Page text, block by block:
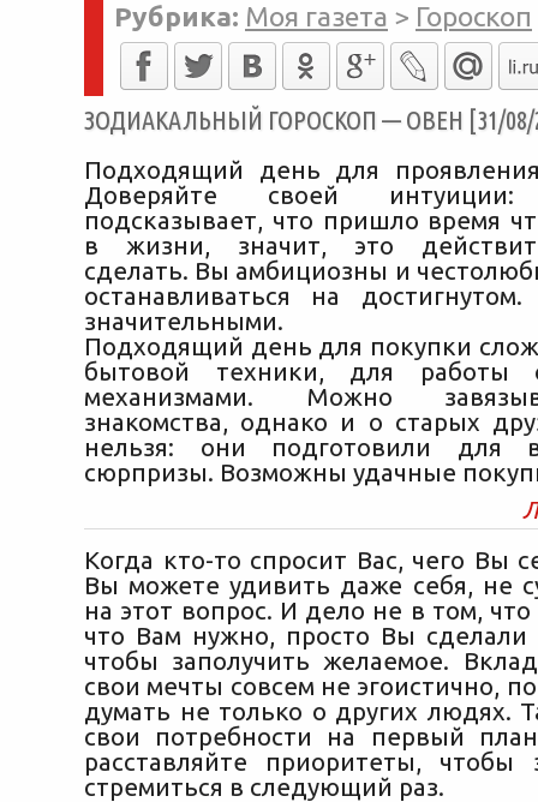
Рубрика: Моя газета > Гороскоп
ЗОДИАКАЛЬНЫЙ ГОРОСКОП — ОВЕН [31/08/
Подходящий день для
Доверяйте своей
подсказывает, что пришло время
в жизни, значит, это
сделать. Вы амбициозны и
останавливаться на
значительными.
Подходящий день для покупки
бытовой техники, для работы
механизмами. Можно
знакомства, однако и о старых
нельзя: они подготовили для
сюрпризы. Возможны удачные
Когда кто-то спросит Вас, чего Вы
Вы можете удивить даже себя, не
на этот вопрос. И дело не в том, что
что Вам нужно, просто Вы сделали
чтобы заполучить желаемое.
свои мечты совсем не эгоистично,
думать не только о других людях.
свои потребности на первый
расставляйте приоритеты, чтобы
стремиться в следующий раз.